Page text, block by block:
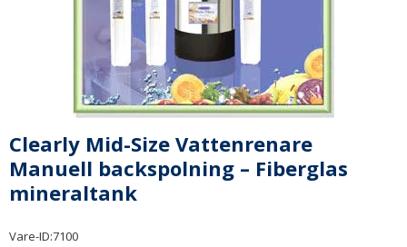
Clearly Mid-Size Vattenrenare
Manuell backspolning – Fiberglas
mineraltank
Vare-ID:7100